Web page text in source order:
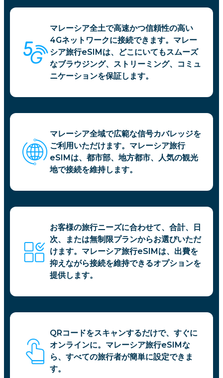
マレーシア全土で高速かつ信頼性の高い
4Gネットワークに接続できます。マレー
シア旅行eSIMは、どこにいてもスムーズ
なブラウジング、ストリーミング、コミュ
ニケーションを保証します。
マレーシア全域で広範な信号カバレッジを
ご利用いただけます。マレーシア旅行
eSIMは、都市部、地方都市、人気の観光
地で接続を維持します。
お客様の旅行ニーズに合わせて、合計、日
次、または無制限プランからお選びいただ
けます。マレーシア旅行eSIMは、出費を
抑えながら接続を維持できるオプションを
提供します。
QRコードをスキャンするだけで、すぐに
オンラインに。マレーシア旅行eSIMな
ら、すべての旅行者が簡単に設定できま
す。